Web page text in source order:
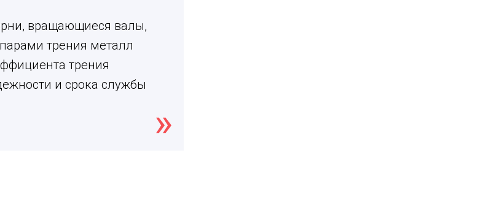
вращающиеся валы,
трения металл
трения
и срока службы